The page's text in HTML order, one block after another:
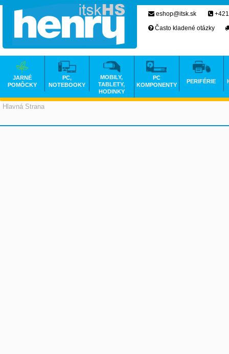
Hlavná Strana
eshop@itsk.sk
Často kladené otázky
JARNÉ
POMÔCKY
PC,
NOTEBOOKY
MOBILY,
TABLETY,
HODINKY
PC
KOMPONENTY
PERIFÉRIE